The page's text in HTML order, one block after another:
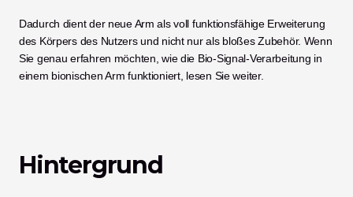
Dadurch dient der neue Arm als voll funktionsfähige Erweiterung
des Körpers des Nutzers und nicht nur als bloßes Zubehör. Wenn
Sie genau erfahren möchten, wie die Bio-Signal-Verarbeitung in
einem bionischen Arm funktioniert, lesen Sie weiter.
Hintergrund